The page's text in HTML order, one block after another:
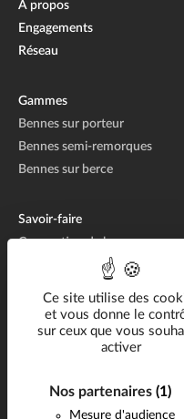
Ce site utilise des
et vous donne le
sur ceux que vous
activer
Nos partenaires (1)
Mesure d'audience
À propos
Engagements
Réseau
Gammes
Bennes sur porteur
Bennes semi-remorques
Bennes sur berce
Savoir-faire
Conception de bennes
Fabrication de bennes
Solutions métier
Carrière